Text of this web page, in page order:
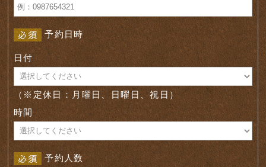
予約日時
日付
（※定休日：月曜日、日曜日、祝日）
時間
予約人数